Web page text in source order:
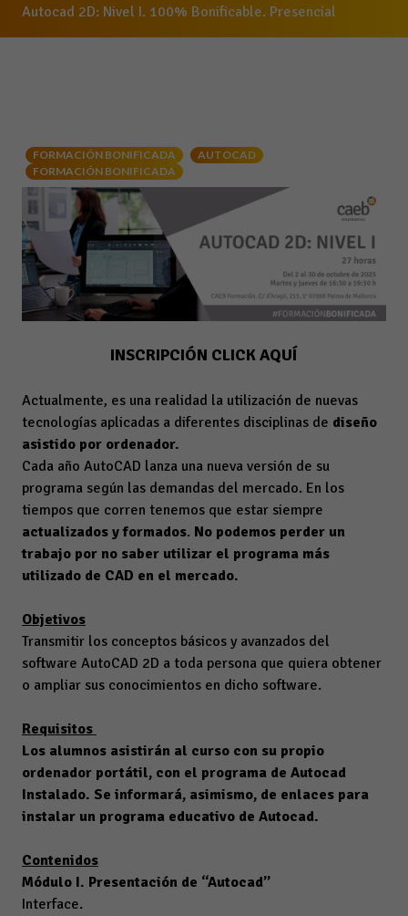
Autocad 2D: Nivel I. 100% Bonificable. Presencial
FORMACIÓN BONIFICADA
AUTOCAD
FORMACIÓN BONIFICADA
INSCRIPCIÓN CLICK AQUÍ
Actualmente, es una realidad la utilización de nuevas
tecnologías aplicadas a diferentes disciplinas de diseño
asistido por ordenador.
Cada año AutoCAD lanza una nueva versión de su
programa según las demandas del mercado. En los
tiempos que corren tenemos que estar siempre
actualizados y formados. No podemos perder un
trabajo por no saber utilizar el programa más
utilizado de CAD en el mercado.
Objetivos
Transmitir los conceptos básicos y avanzados del
software AutoCAD 2D a toda persona que quiera obtener
o ampliar sus conocimientos en dicho software.
Requisitos
Los alumnos asistirán al curso con su propio
ordenador portátil, con el programa de Autocad
Instalado. Se informará, asimismo, de enlaces para
instalar un programa educativo de Autocad.
Contenidos
Módulo I. Presentación de “Autocad”
Interface.